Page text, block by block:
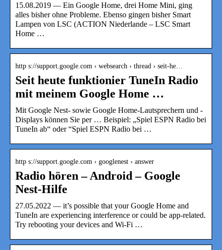
15.08.2019 — Ein Google Home, drei Home Mini, ging
alles bisher ohne Probleme. Ebenso gingen bisher Smart
Lampen von LSC (ACTION Niederlande – LSC Smart
Home …
http s://support.google.com › websearch › thread › seit-he…
Seit heute funktionier TuneIn Radio
mit meinem Google Home …
Mit Google Nest- sowie Google Home-Lautsprechern und -
Displays können Sie per … Beispiel: „Spiel ESPN Radio bei
TuneIn ab“ oder “Spiel ESPN Radio bei …
http s://support.google.com › googlenest › answer
Radio hören – Android – Google
Nest-Hilfe
27.05.2022 — it’s possible that your Google Home and
TuneIn are experiencing interference or could be app-related.
Try rebooting your devices and Wi-Fi …